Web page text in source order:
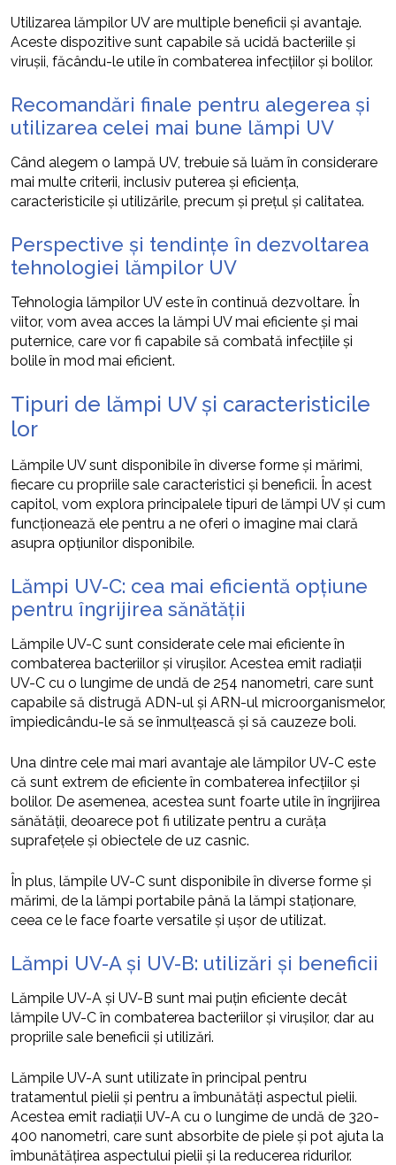
Utilizarea lămpilor UV are multiple beneficii și avantaje.
Aceste dispozitive sunt capabile să ucidă bacteriile și
virușii, făcându-le utile în combaterea infecțiilor și bolilor.
Recomandări finale pentru alegerea și
utilizarea celei mai bune lămpi UV
Când alegem o lampă UV, trebuie să luăm în considerare
mai multe criterii, inclusiv puterea și eficiența,
caracteristicile și utilizările, precum și prețul și calitatea.
Perspective și tendințe în dezvoltarea
tehnologiei lămpilor UV
Tehnologia lămpilor UV este în continuă dezvoltare. În
viitor, vom avea acces la lămpi UV mai eficiente și mai
puternice, care vor fi capabile să combată infecțiile și
bolile în mod mai eficient.
Tipuri de lămpi UV și caracteristicile
lor
Lămpile UV sunt disponibile în diverse forme și mărimi,
fiecare cu propriile sale caracteristici și beneficii. În acest
capitol, vom explora principalele tipuri de lămpi UV și cum
funcționează ele pentru a ne oferi o imagine mai clară
asupra opțiunilor disponibile.
Lămpi UV-C: cea mai eficientă opțiune
pentru îngrijirea sănătății
Lămpile UV-C sunt considerate cele mai eficiente în
combaterea bacteriilor și virușilor. Acestea emit radiații
UV-C cu o lungime de undă de 254 nanometri, care sunt
capabile să distrugă ADN-ul și ARN-ul microorganismelor,
împiedicându-le să se înmulțească și să cauzeze boli.
Una dintre cele mai mari avantaje ale lămpilor UV-C este
că sunt extrem de eficiente în combaterea infecțiilor și
bolilor. De asemenea, acestea sunt foarte utile în îngrijirea
sănătății, deoarece pot fi utilizate pentru a curăța
suprafețele și obiectele de uz casnic.
În plus, lămpile UV-C sunt disponibile în diverse forme și
mărimi, de la lămpi portabile până la lămpi staționare,
ceea ce le face foarte versatile și ușor de utilizat.
Lămpi UV-A și UV-B: utilizări și beneficii
Lămpile UV-A și UV-B sunt mai puțin eficiente decât
lămpile UV-C în combaterea bacteriilor și virușilor, dar au
propriile sale beneficii și utilizări.
Lămpile UV-A sunt utilizate în principal pentru
tratamentul pielii și pentru a îmbunătăți aspectul pielii.
Acestea emit radiații UV-A cu o lungime de undă de 320-
400 nanometri, care sunt absorbite de piele și pot ajuta la
îmbunătățirea aspectului pielii și la reducerea ridurilor.